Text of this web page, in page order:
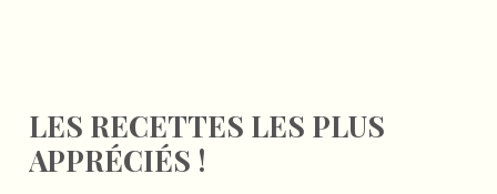
LES RECETTES LES PLUS
APPRÉCIÉS !